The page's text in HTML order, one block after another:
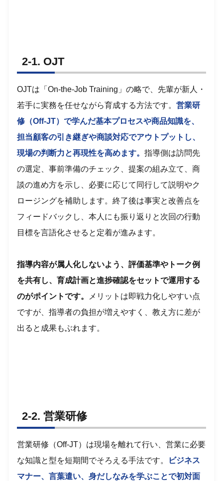
2-1. OJT
OJTは「On-the-Job Training」の略で、先輩が新人・
若手に実務を任せながら育成する方法です。営業研
修（Off-JT）で学んだ基本プロセスや商品知識を、
担当顧客の引き継ぎや商談対応でアウトプットし、
現場の判断力と再現性を高めます。指導側は訪問先
の選定、事前準備のチェック、提案の組み立て、商
談の進め方を示し、必要に応じて同行して説明やク
ロージングを補助します。終了後は事実と改善点を
フィードバックし、本人にも振り返りと次回の行動
目標を言語化させると定着が進みます。
指導内容が属人化しないよう、評価基準やトーク例
を共有し、育成計画と進捗確認をセットで運用する
のがポイントです。
メリットは即戦力化しやすい点
ですが、指導者の負担が増えやすく、教え方に差が
出ると成果もぶれます。
2-2. 営業研修
営業研修（Off-JT）は現場を離れて行い、営業に必要
な知識と型を短期間でそろえる手法です。
ビジネス
マナー、言葉遣い、身だしなみを学ぶことで初対面